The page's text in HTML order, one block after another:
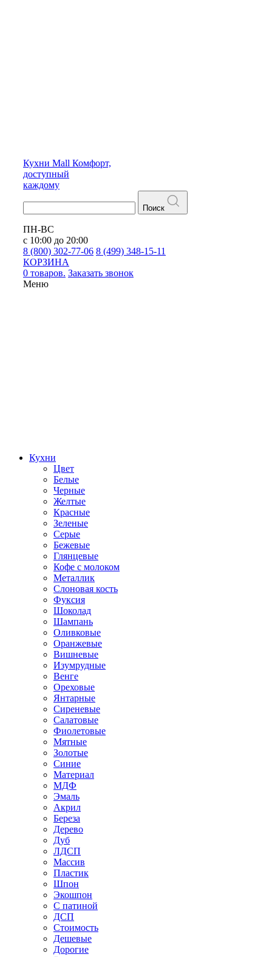
Кухни Mall Комфорт,
доступный
каждому
Поиск
ПН-ВС
с 10:00 до 20:00
8 (800) 302-77-06 8 (499) 348-15-11
КОРЗИНА
0 товаров. Заказать звонок
Меню
Кухни
Цвет
Белые
Черные
Желтые
Красные
Зеленые
Серые
Бежевые
Глянцевые
Кофе с молоком
Металлик
Слоновая кость
Фуксия
Шоколад
Шампань
Оливковые
Оранжевые
Вишневые
Изумрудные
Венге
Ореховые
Янтарные
Сиреневые
Салатовые
Фиолетовые
Мятные
Золотые
Синие
Материал
МДФ
Эмаль
Акрил
Береза
Дерево
Дуб
ЛДСП
Массив
Пластик
Шпон
Экошпон
С патиной
ДСП
Стоимость
Дешевые
Дорогие